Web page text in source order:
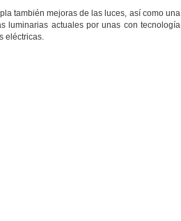
también mejoras de las luces, así como una
luminarias actuales por unas con tecnología
eléctricas.